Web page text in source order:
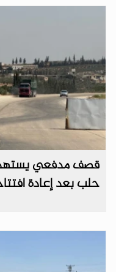
قصف مدفعي
حلب بعد إعادة